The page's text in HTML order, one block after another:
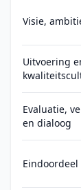
Visie,
Uitvoering
Evaluatie,
en dialoog